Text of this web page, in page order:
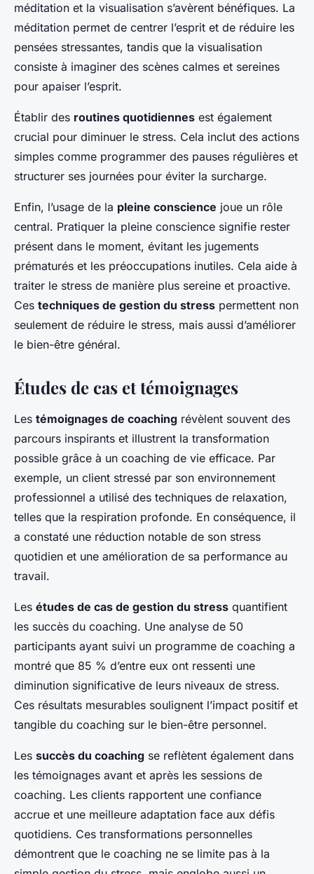
méditation et la visualisation s’avèrent bénéfiques. La
méditation permet de centrer l’esprit et de réduire les
pensées stressantes, tandis que la visualisation
consiste à imaginer des scènes calmes et sereines
pour apaiser l’esprit.
Établir des routines quotidiennes est également
crucial pour diminuer le stress. Cela inclut des actions
simples comme programmer des pauses régulières et
structurer ses journées pour éviter la surcharge.
Enfin, l’usage de la pleine conscience joue un rôle
central. Pratiquer la pleine conscience signifie rester
présent dans le moment, évitant les jugements
prématurés et les préoccupations inutiles. Cela aide à
traiter le stress de manière plus sereine et proactive.
Ces techniques de gestion du stress permettent non
seulement de réduire le stress, mais aussi d’améliorer
le bien-être général.
Études de cas et témoignages
Les témoignages de coaching révèlent souvent des
parcours inspirants et illustrent la transformation
possible grâce à un coaching de vie efficace. Par
exemple, un client stressé par son environnement
professionnel a utilisé des techniques de relaxation,
telles que la respiration profonde. En conséquence, il
a constaté une réduction notable de son stress
quotidien et une amélioration de sa performance au
travail.
Les études de cas de gestion du stress quantifient
les succès du coaching. Une analyse de 50
participants ayant suivi un programme de coaching a
montré que 85 % d’entre eux ont ressenti une
diminution significative de leurs niveaux de stress.
Ces résultats mesurables soulignent l’impact positif et
tangible du coaching sur le bien-être personnel.
Les succès du coaching se reflètent également dans
les témoignages avant et après les sessions de
coaching. Les clients rapportent une confiance
accrue et une meilleure adaptation face aux défis
quotidiens. Ces transformations personnelles
démontrent que le coaching ne se limite pas à la